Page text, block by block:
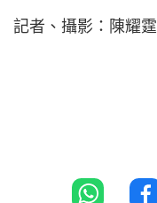
記者、攝影：陳耀霆